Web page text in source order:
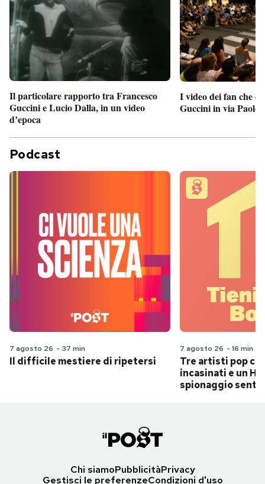
Il particolare rapporto tra Francesco
Guccini e Lucio Dalla, in un video
d’epoca
I video dei fan che
Guccini in via Paolo
Podcast
7 agosto 26 - 37 min
Il difficile mestiere di ripetersi
7 agosto 26 - 16 min
Tre artisti pop
incasinati e un
spionaggio
Chi siamoPubblicitàPrivacy
Gestisci le preferenzeCondizioni d'uso